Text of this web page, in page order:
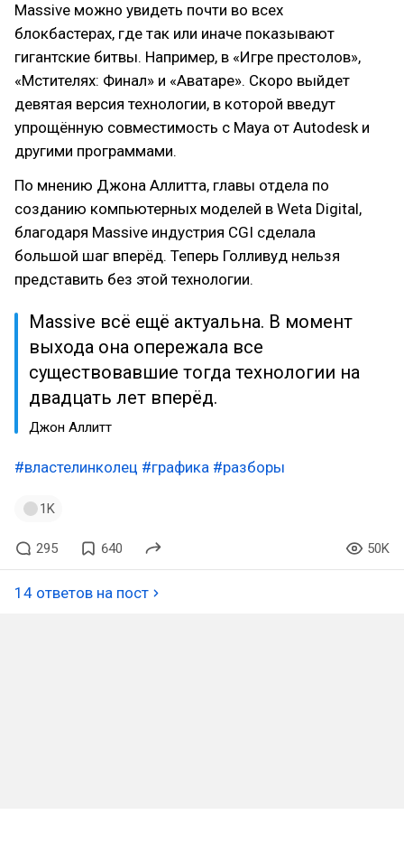
Massive можно увидеть почти во всех
блокбастерах, где так или иначе показывают
гигантские битвы. Например, в «Игре престолов»,
«Мстителях: Финал» и «Аватаре». Скоро выйдет
девятая версия технологии, в которой введут
упрощённую совместимость с Maya от Autodesk и
другими программами.
По мнению Джона Аллитта, главы отдела по
созданию компьютерных моделей в Weta Digital,
благодаря Massive индустрия CGI сделала
большой шаг вперёд. Теперь Голливуд нельзя
представить без этой технологии.
Massive всё ещё актуальна. В момент
выхода она опережала все
существовавшие тогда технологии на
двадцать лет вперёд.
Джон Аллитт
#властелинколец #графика #разборы
1K
295 640 50K
14 ответов на пост